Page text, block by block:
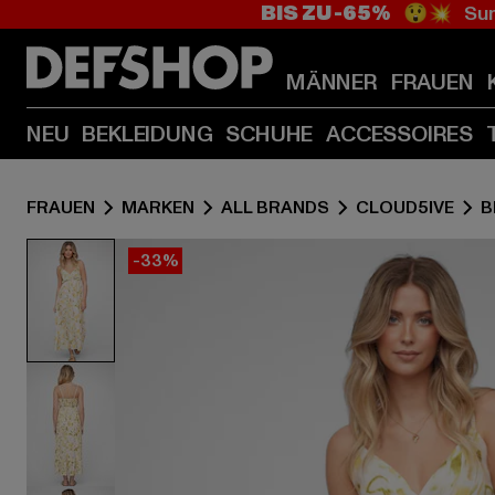
BIS ZU -65% 😲💥
MÄNNER FRAUEN
NEU BEKLEIDUNG SCHUHE ACCESSOIRES
FRAUEN MARKEN ALL BRANDS CLOUD5IVE
-33%